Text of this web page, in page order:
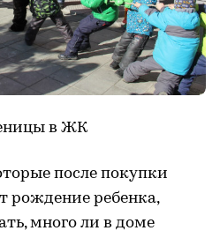
в ЖК
после покупки
рождение ребенка,
много ли в доме